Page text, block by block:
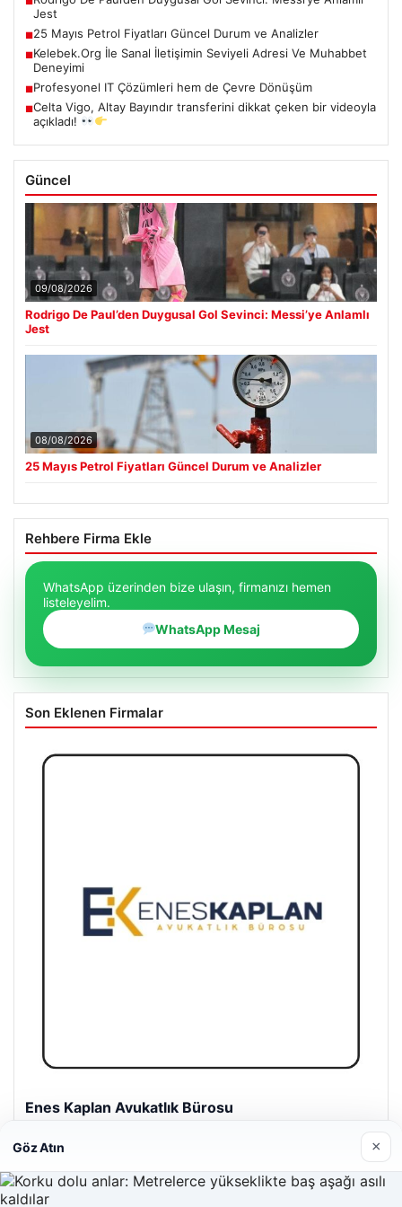
Jest
■25 Mayıs Petrol Fiyatları Güncel Durum ve Analizler
■Kelebek.Org İle Sanal İletişimin Seviyeli Adresi Ve Muhabbet
Deneyimi
■Profesyonel IT Çözümleri hem de Çevre Dönüşüm
■Celta Vigo, Altay Bayındır transferini dikkat çeken bir videoyla
açıkladı!
Güncel
09/08/2026
Rodrigo De Paul’den Duygusal Gol Sevinci: Messi’ye Anlamlı
Jest
08/08/2026
25 Mayıs Petrol Fiyatları Güncel Durum ve Analizler
Rehbere Firma Ekle
WhatsApp üzerinden bize ulaşın, firmanızı hemen
listeleyelim.
WhatsApp Mesaj
Son Eklenen Firmalar
Enes Kaplan Avukatlık Bürosu
Göz Atın ×